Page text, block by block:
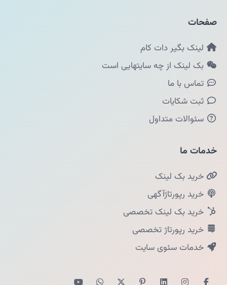
صفحات
لینک بگیر دات کام
بک لینک از چه سایتهایی است
تماس با ما
ثبت شکایات
سئوالات متداول
خدمات ما
خرید بک لینک
خرید رپورتاژآگهی
خرید بک لینک تخصصی
خرید رپورتاژ تخصصی
خدمات سئوی سایت